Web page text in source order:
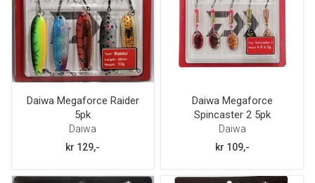
Daiwa Megaforce Raider
5pk
Daiwa
kr 129,-
Daiwa Megaforce
Spincaster 2 5pk
Daiwa
kr 109,-